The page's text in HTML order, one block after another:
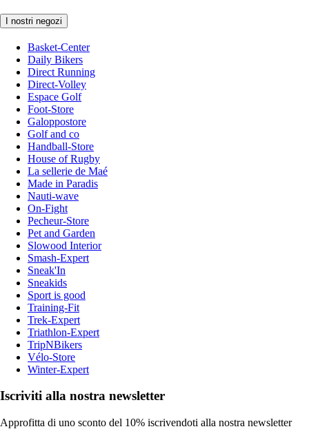
I nostri negozi
Basket-Center
Daily Bikers
Direct Running
Direct-Volley
Espace Golf
Foot-Store
Galoppostore
Golf and co
Handball-Store
House of Rugby
La sellerie de Maé
Made in Paradis
Nauti-wave
On-Fight
Pecheur-Store
Pet and Garden
Slowood Interior
Smash-Expert
Sneak'In
Sneakids
Sport is good
Training-Fit
Trek-Expert
Triathlon-Expert
TripNBikers
Vélo-Store
Winter-Expert
Iscriviti alla nostra newsletter
Approfitta di uno sconto del 10% iscrivendoti alla nostra newsletter